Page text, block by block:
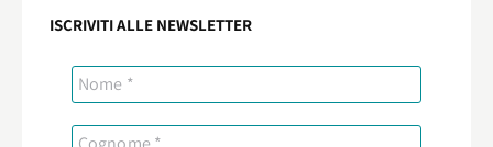
ISCRIVITI ALLE NEWSLETTER